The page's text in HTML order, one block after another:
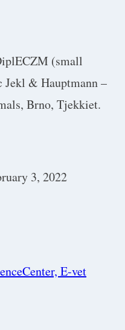
(small
& Hauptmann –
Brno, Tjekkiet.
3, 2022
E-vet